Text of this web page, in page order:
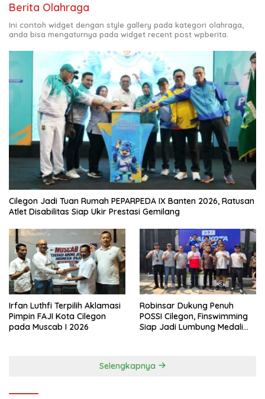
Berita Olahraga
Ini contoh widget dengan style gallery pada kategori olahraga,
anda bisa mengaturnya pada widget recent post wpberita.
Cilegon Jadi Tuan Rumah PEPARPEDA IX Banten 2026, Ratusan
Atlet Disabilitas Siap Ukir Prestasi Gemilang
Irfan Luthfi Terpilih Aklamasi
Pimpin FAJI Kota Cilegon
pada Muscab I 2026
Robinsar Dukung Penuh
POSSI Cilegon, Finswimming
Siap Jadi Lumbung Medali
Selengkapnya